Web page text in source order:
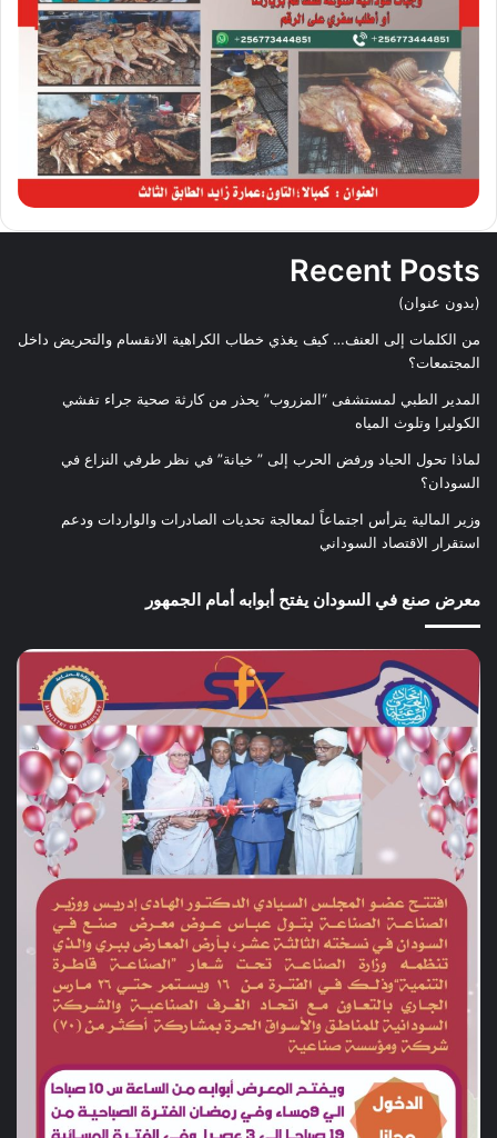
Recent Posts
(بدون عنوان)
من الكلمات إلى العنف… كيف يغذي خطاب الكراهية الانقسام والتحريض داخل
المجتمعات؟
المدير الطبي لمستشفى “المزروب” يحذر من كارثة صحية جراء تفشي
الكوليرا وتلوث المياه
لماذا تحول الحياد ورفض الحرب إلى ” خيانة” في نظر طرفي النزاع في
السودان؟
وزير المالية يترأس اجتماعاً لمعالجة تحديات الصادرات والواردات ودعم
استقرار الاقتصاد السوداني
معرض صنع في السودان يفتح أبوابه أمام الجمهور